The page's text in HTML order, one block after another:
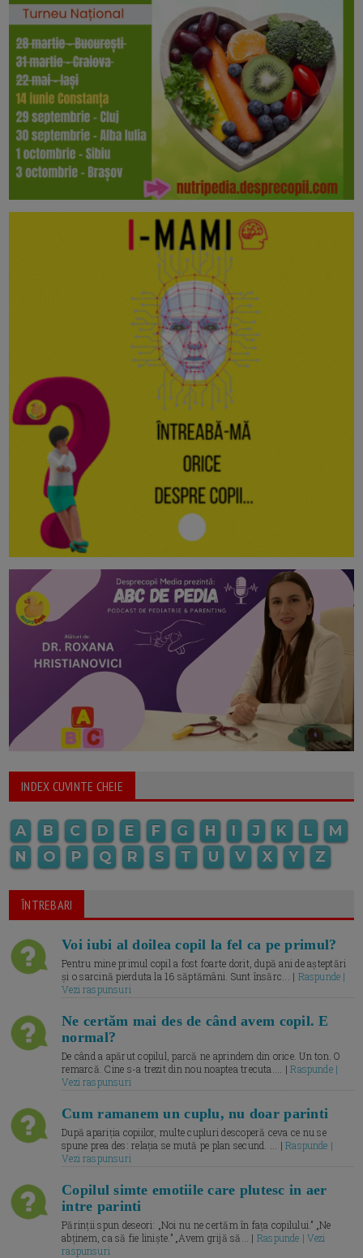
INDEX CUVINTE CHEIE
A B C D E F G H I J K L
M
N
O P Q R S T U V X Y Z
ÎNTREBARI
Voi iubi al doilea copil la fel ca pe primul?
Pentru mine primul copil a fost foarte dorit, după ani de așteptări
și o sarcină pierduta la 16 săptămâni. Sunt însărc... | Raspunde |
Vezi raspunsuri
Ne certăm mai des de când avem copil. E
normal?
De când a apărut copilul, parcă ne aprindem din orice. Un ton. O
remarcă. Cine s-a trezit din nou noaptea trecuta.... |Raspunde |
Vezi raspunsuri
Cum ramanem un cuplu, nu doar parinti
După apariția copiilor, multe cupluri descoperă ceva ce nu se
spune prea des: relația se mută pe plan secund. ... |Raspunde |
Vezi raspunsuri
Copilul simte emotiile care plutesc in aer
intre parinti
Părinții spun deseori: „Noi nu ne certăm în fața copilului.” „Ne
abținem, ca să fie liniște.” „Avem grijă să... | Raspunde | Vezi
raspunsuri